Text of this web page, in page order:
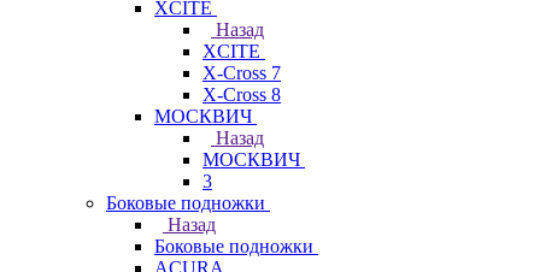
XCITE
Назад
XCITE
X-Cross 7
X-Cross 8
МОСКВИЧ
Назад
МОСКВИЧ
3
Боковые подножки
Назад
Боковые подножки
ACURA